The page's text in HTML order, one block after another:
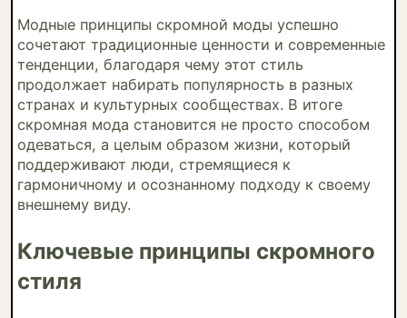
Модные принципы скромной моды успешно
сочетают традиционные ценности и современные
тенденции, благодаря чему этот стиль
продолжает набирать популярность в разных
странах и культурных сообществах. В итоге
скромная мода становится не просто способом
одеваться, а целым образом жизни, который
поддерживают люди, стремящиеся к
гармоничному и осознанному подходу к своему
внешнему виду.
Ключевые принципы скромного
стиля